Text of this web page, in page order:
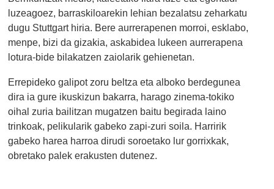
luzeagoez, barraskiloarekin lehian bezalatsu zeharkatu
dugu Stuttgart hiria. Bere aurrerapenen morroi, esklabo,
menpe, bizi da gizakia, askabidea lukeen aurrerapena
lotura-bide bilakatzen zaiolarik gehienetan.
Errepideko galipot zoru beltza eta alboko berdegunea
dira ia gure ikuskizun bakarra, harago zinema-tokiko
oihal zuria bailitzan mugatzen baitu begirada laino
trinkoak, pelikularik gabeko zapi-zuri soila. Harririk
gabeko harea harroa dirudi soroetako lur gorrixkak,
obretako palek erakusten dutenez.